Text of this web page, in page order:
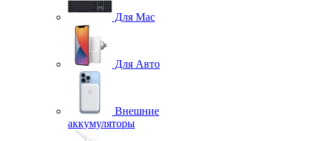
Для Mac
Для Авто
Внешние
аккумуляторы